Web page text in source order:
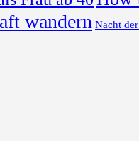
wandern Nacht